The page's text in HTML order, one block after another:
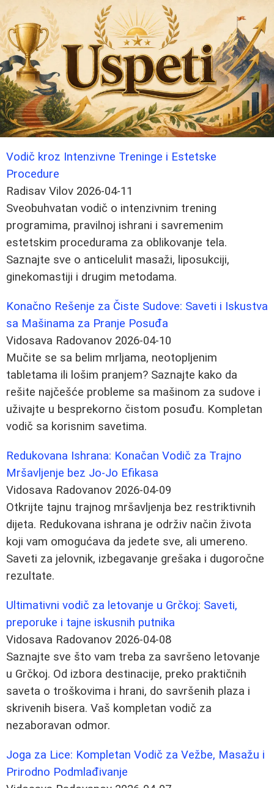
Vodič kroz Intenzivne Treninge i Estetske
Procedure
Radisav Vilov 2026-04-11
Sveobuhvatan vodič o intenzivnim trening
programima, pravilnoj ishrani i savremenim
estetskim procedurama za oblikovanje tela.
Saznajte sve o anticelulit masaži, liposukciji,
ginekomastiji i drugim metodama.
Konačno Rešenje za Čiste Sudove: Saveti i Iskustva
sa Mašinama za Pranje Posuđa
Vidosava Radovanov 2026-04-10
Mučite se sa belim mrljama, neotopljenim
tabletama ili lošim pranjem? Saznajte kako da
rešite najčešće probleme sa mašinom za sudove i
uživajte u besprekorno čistom posuđu. Kompletan
vodič sa korisnim savetima.
Redukovana Ishrana: Konačan Vodič za Trajno
Mršavljenje bez Jo-Jo Efikasa
Vidosava Radovanov 2026-04-09
Otkrijte tajnu trajnog mršavljenja bez restriktivnih
dijeta. Redukovana ishrana je održiv način života
koji vam omogućava da jedete sve, ali umereno.
Saveti za jelovnik, izbegavanje grešaka i dugoročne
rezultate.
Ultimativni vodič za letovanje u Grčkoj: Saveti,
preporuke i tajne iskusnih putnika
Vidosava Radovanov 2026-04-08
Saznajte sve što vam treba za savršeno letovanje
u Grčkoj. Od izbora destinacije, preko praktičnih
saveta o troškovima i hrani, do savršenih plaza i
skrivenih bisera. Vaš kompletan vodič za
nezaboravan odmor.
Joga za Lice: Kompletan Vodič za Vežbe, Masažu i
Prirodno Podmlađivanje